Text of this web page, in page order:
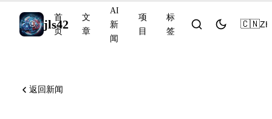
jls42
首
页
文
章
AI
新
闻
项
目
标
签
🇨🇳ZH
返回新闻